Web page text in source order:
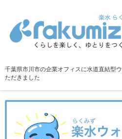
千葉県市川市の企業オフィスに水道直結型
ただきました